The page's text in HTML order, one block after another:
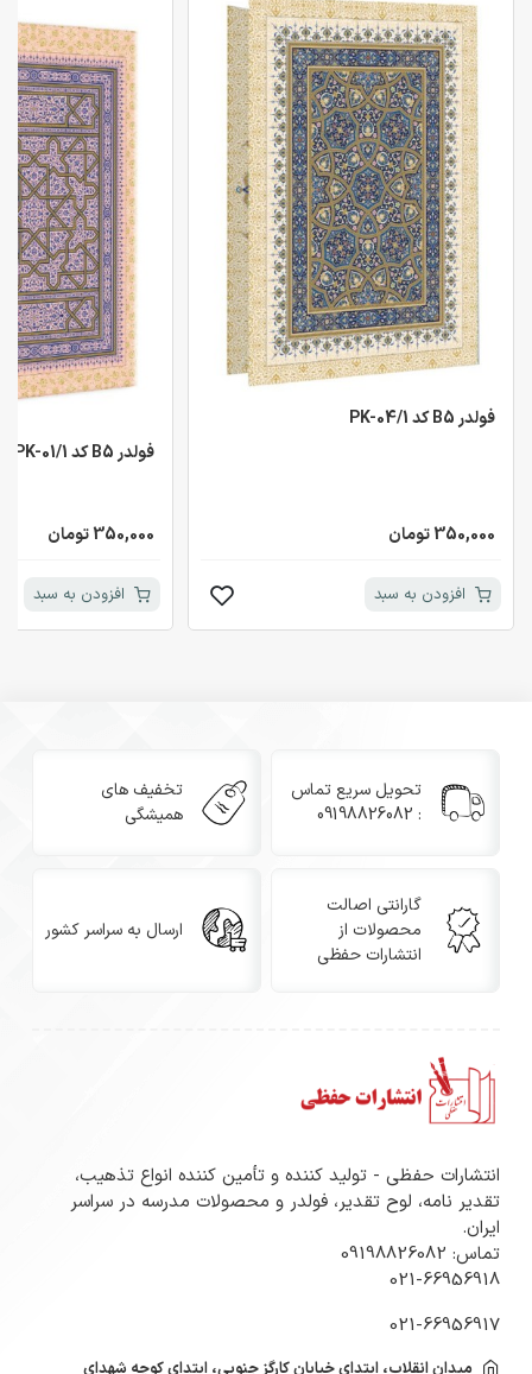
فولدر B5 کد PK-04/1
350,000 تومان
افزودن به سبد
فولدر B5 کد PK-01/1
350,000 تومان
افزودن به سبد
تحویل سریع تماس
: 09198826082
تخفیف های
همیشگی
گارانتی اصالت
محصولات از
انتشارات حفظی
ارسال به سراسر کشور
انتشارات حفظی - تولید کننده و تأمین کننده انواع تذهیب،
تقدیر نامه، لوح تقدیر، فولدر و محصولات مدرسه در سراسر
ایران.
تماس: 09198826082
021-66956918
021-66956917
میدان انقلاب، ابتدای خیابان کارگز جنوبی، ابتدای کوچه شهدای